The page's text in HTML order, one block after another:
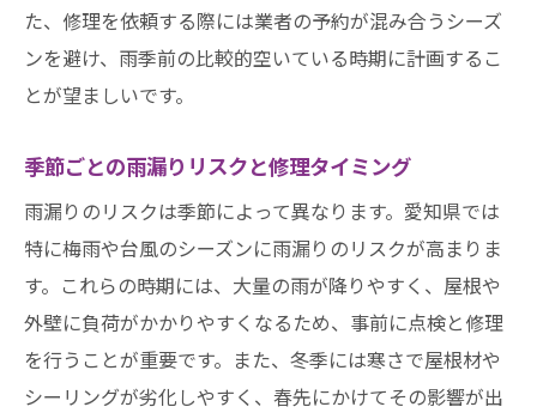
た、修理を依頼する際には業者の予約が混み合うシーズ
ンを避け、雨季前の比較的空いている時期に計画するこ
とが望ましいです。
季節ごとの雨漏りリスクと修理タイミング
雨漏りのリスクは季節によって異なります。愛知県では
特に梅雨や台風のシーズンに雨漏りのリスクが高まりま
す。これらの時期には、大量の雨が降りやすく、屋根や
外壁に負荷がかかりやすくなるため、事前に点検と修理
を行うことが重要です。また、冬季には寒さで屋根材や
シーリングが劣化しやすく、春先にかけてその影響が出